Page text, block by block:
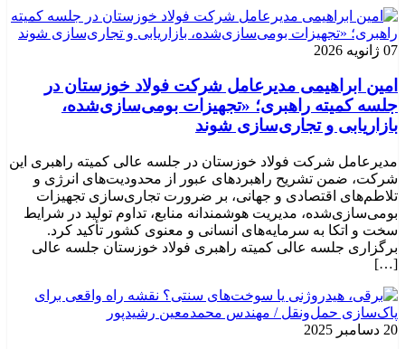
07 ژانویه 2026
امین ابراهیمی مدیرعامل شرکت فولاد خوزستان در
جلسه کمیته راهبری؛ «تجهیزات بومی‌سازی‌شده،
بازاریابی و تجاری‌سازی شوند
مدیرعامل شرکت فولاد خوزستان در جلسه عالی کمیته راهبری این
شرکت، ضمن تشریح راهبردهای عبور از محدودیت‌های انرژی و
تلاطم‌های اقتصادی و جهانی، بر ضرورت تجاری‌سازی تجهیزات
بومی‌سازی‌شده، مدیریت هوشمندانه منابع، تداوم تولید در شرایط
سخت و اتکا به سرمایه‌های انسانی و معنوی کشور تأکید کرد.
برگزاری جلسه عالی کمیته راهبری فولاد خوزستان جلسه عالی
[…]
20 دسامبر 2025